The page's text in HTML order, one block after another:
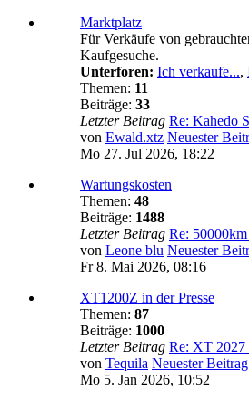
Marktplatz
Für Verkäufe von
Kaufgesuche.
Unterforen: Ich verkaufe...,
Themen: 11
Beiträge: 33
Letzter Beitrag Re: Kahedo
von Ewald.xtz Neuester
Mo 27. Jul 2026, 18:22
Wartungskosten
Themen: 48
Beiträge: 1488
Letzter Beitrag Re:
von Leone blu Neuester
Fr 8. Mai 2026, 08:16
XT1200Z in der Presse
Themen: 87
Beiträge: 1000
Letzter Beitrag Re: XT
von Tequila Neuester Beitrag
Mo 5. Jan 2026, 10:52